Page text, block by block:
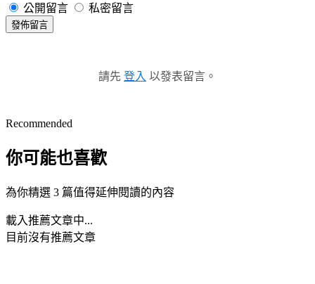
公開留言 私密留言
發佈留言
請先 登入 以發表留言。
Recommended
你可能也喜歡
為你精選 3 篇值得延伸閱讀的內容
載入推薦文章中...
目前沒有推薦文章